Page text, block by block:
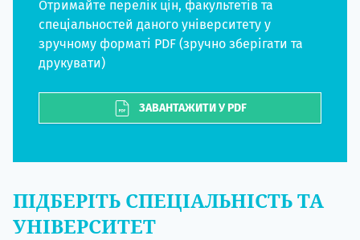
Отримайте перелік цін, факультетів та
спеціальностей даного університету у
зручному форматі PDF (зручно зберігати та
друкувати)
ЗАВАНТАЖИТИ У PDF
ПІДБЕРІТЬ СПЕЦІАЛЬНІСТЬ ТА
УНІВЕРСИТЕТ